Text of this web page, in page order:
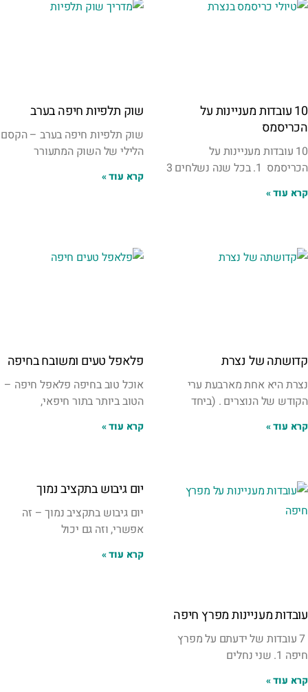
10 עובדות מעניינות על
הכריסמס
10 עובדות מעניינות על
הכריסמס 1. בכל שנה נשלחים 3
קרא עוד »
שוק תלפיות חיפה בערב
שוק תלפיות חיפה בערב – הקסם
הלילי של השוק המתעורר
קרא עוד »
קדושתה של נצרת
נצרת היא אחת מארבעת ערי
הקודש של הנוצרים . (ביחד
קרא עוד »
פלאפל טעים ומשובח בחיפה
אוכל טוב בחיפה פלאפל חיפה –
הטוב ביותר בתור חיפאי,
קרא עוד »
עובדות מעניינות מפרץ חיפה
7 עובדות של ידעתם על מפרץ
חיפה 1. שני נחלים
קרא עוד »
יום גיבוש בתקציב נמוך
יום גיבוש בתקציב נמוך – זה
אפשרי, וזה גם יכול
קרא עוד »